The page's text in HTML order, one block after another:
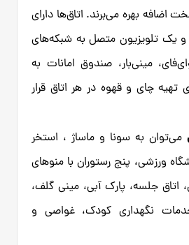
اضافه بهره می‌برند. اتاق‌ها دارای
یک تلویزیون متصل به شبکه‌های
مینی‌بار، صندوق امانات به
تهیه چای و قهوه در هر اتاق قرار
می‌توان به سونا و ماساژ ، استخر
ورزشی، پنج رستوران با منوهای
اتاق جلسه، پارک آبی، مینی گلف،
نگهداری کودک، غواصی و